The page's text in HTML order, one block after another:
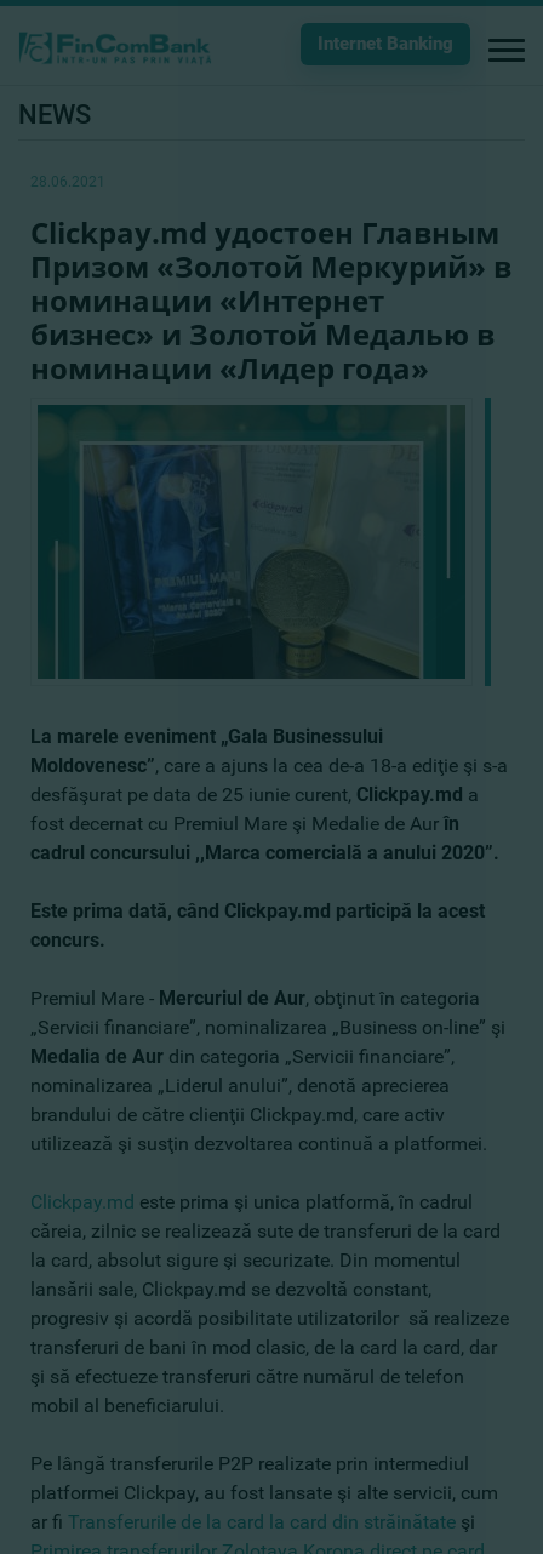
Internet Banking
NEWS
28.06.2021
Clickpay.md удостоен Главным
Призом «Золотой Меркурий» в
номинации «Интернет
бизнес» и Золотой Медалью в
номинации «Лидер года»
La marele eveniment „Gala Businessului
Moldovenesc”, care a ajuns la cea de-a 18-a ediţie şi s-a
desfăşurat pe data de 25 iunie curent, Clickpay.md a
fost decernat cu Premiul Mare şi Medalie de Aur în
cadrul concursului ,,Marca comercială a anului 2020”.
Este prima dată, când Clickpay.md participă la acest
concurs.
Premiul Mare - Mercuriul de Aur, obţinut în categoria
„Servicii financiare”, nominalizarea „Business on-line” şi
Medalia de Aur din categoria „Servicii financiare”,
nominalizarea „Liderul anului”, denotă aprecierea
brandului de către clienţii Clickpay.md, care activ
utilizează şi susţin dezvoltarea continuă a platformei.
Clickpay.md este prima şi unica platformă, în cadrul
căreia, zilnic se realizează sute de transferuri de la card
la card, absolut sigure şi securizate. Din momentul
lansării sale, Clickpay.md se dezvoltă constant,
progresiv şi acordă posibilitate utilizatorilor să realizeze
transferuri de bani în mod clasic, de la card la card, dar
şi să efectueze transferuri către numărul de telefon
mobil al beneficiarului.
Pe lângă transferurile P2P realizate prin intermediul
platformei Clickpay, au fost lansate şi alte servicii, cum
ar fi Transferurile de la card la card din străinătate şi